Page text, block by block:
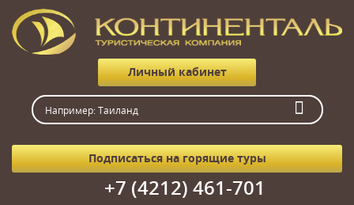
Личный кабинет
Подписаться на горящие туры
+7 (4212) 461-701